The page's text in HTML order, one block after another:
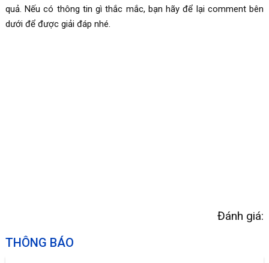
quả. Nếu có thông tin gì thắc mắc, bạn hãy để lại comment bên
dưới để được giải đáp nhé.
Đánh giá:
THÔNG BÁO